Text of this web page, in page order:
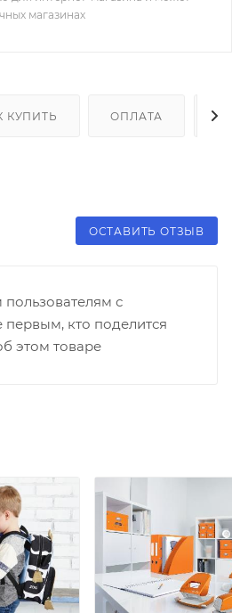
магазинах
КУПИТЬ ОПЛАТА
ОСТАВИТЬ ОТЗЫВ
с
кто поделится
этом товаре